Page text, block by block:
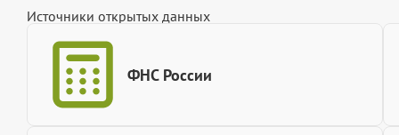
Источники открытых данных
ФНС России